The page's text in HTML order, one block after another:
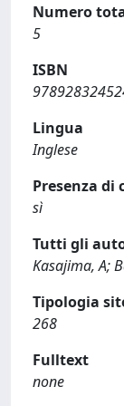
Numero
5
ISBN
Lingua
Inglese
Presenza
sì
Tutti gli
Kasajima, A;
Tipologia
268
Fulltext
none